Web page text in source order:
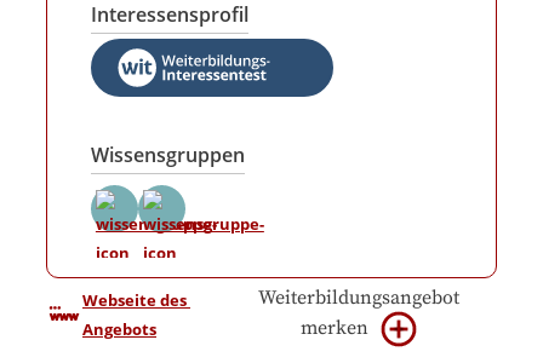
Interessensprofil
Wissensgruppen
Webseite des
Angebots
Weiterbildungsangebot
merken